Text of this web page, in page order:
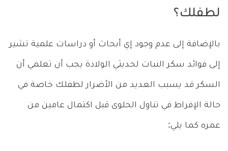
لطفلك؟
بالإضافة إلى عدم وجود إي أبحاث أو دراسات علمية تشير
إلى فوائد سكر النبات لحديثي الولادة يجب أن تعلمي أن
السكر قد يسبب العديد من الأضرار لطفلك خاصة في
حالة الإفراط في تناول الحلوى قبل اكتمال عامين من
عمره كما يلي: